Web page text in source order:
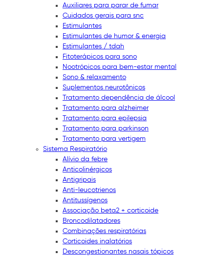
Auxiliares para parar de fumar
Cuidados gerais para snc
Estimulantes
Estimulantes de humor & energia
Estimulantes / tdah
Fitoterápicos para sono
Nootrópicos para bem-estar mental
Sono & relaxamento
Suplementos neurotônicos
Tratamento dependência de álcool
Tratamento para alzheimer
Tratamento para epilepsia
Tratamento para parkinson
Tratamento para vertigem
Sistema Respiratório
Alívio da febre
Anticolinérgicos
Antigripais
Anti-leucotrienos
Antitussígenos
Associação beta2 + corticoide
Broncodilatadores
Combinações respiratórias
Corticoides inalatórios
Descongestionantes nasais tópicos